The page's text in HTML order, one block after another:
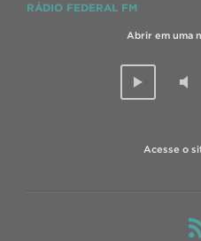
RÁDIO FEDERAL FM
Abrir em uma
Acesse o